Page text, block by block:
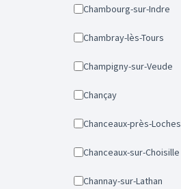
Chambourg-sur-Indre
Chambray-lès-Tours
Champigny-sur-Veude
Chançay
Chanceaux-près-Loches
Chanceaux-sur-Choisille
Channay-sur-Lathan